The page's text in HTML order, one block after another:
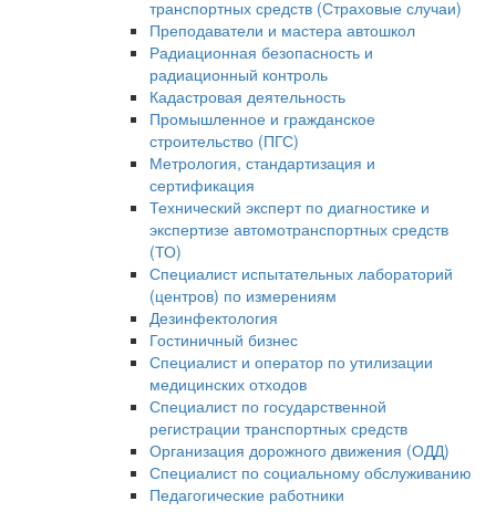
транспортных средств (Страховые случаи)
Преподаватели и мастера автошкол
Радиационная безопасность и
радиационный контроль
Кадастровая деятельность
Промышленное и гражданское
строительство (ПГС)
Метрология, стандартизация и
сертификация
Технический эксперт по диагностике и
экспертизе автомотранспортных средств
(ТО)
Специалист испытательных лабораторий
(центров) по измерениям
Дезинфектология
Гостиничный бизнес
Специалист и оператор по утилизации
медицинских отходов
Специалист по государственной
регистрации транспортных средств
Организация дорожного движения (ОДД)
Специалист по социальному обслуживанию
Педагогические работники